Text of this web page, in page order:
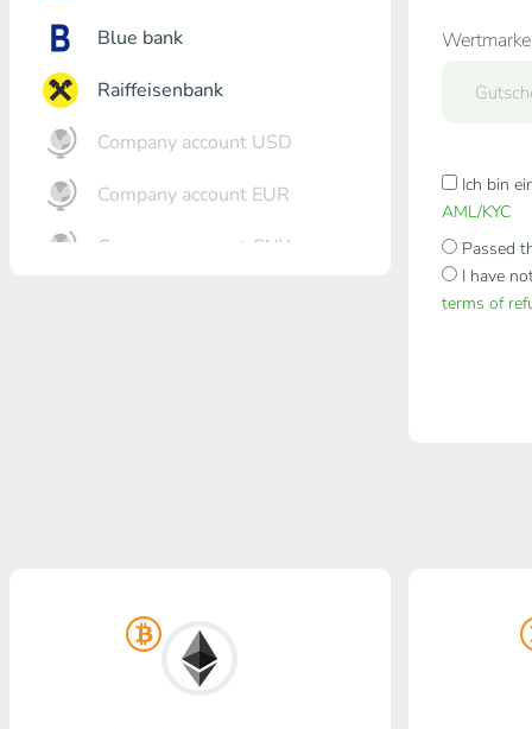
Blue bank
Raiffeisenbank
Company account USD
Company account EUR
Company account CNY
Visa/MasterCard KGS
Kaspi Bank
Wertmarke
Ich bin
AML/KYC
Passed
I have
terms of